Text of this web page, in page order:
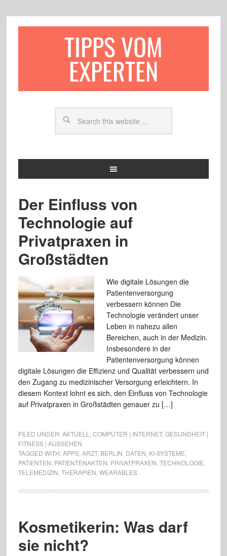
TIPPS VOM
EXPERTEN
Der Einfluss von
Technologie auf
Privatpraxen in
Großstädten
Wie digitale Lösungen die
Patientenversorgung
verbessern können Die
Technologie verändert unser
Leben in nahezu allen
Bereichen, auch in der Medizin.
Insbesondere in der
Patientenversorgung können
digitale Lösungen die Effizienz und Qualität verbessern und
den Zugang zu medizinischer Versorgung erleichtern. In
diesem Kontext lohnt es sich, den Einfluss von Technologie
auf Privatpraxen in Großstädten genauer zu […]
FILED UNDER:AKTUELL COMPUTER | INTERNET, GESUNDHEIT |
FITNESS | AUSSEHEN
TAGGED WITH:APPS, ARZT, BERLIN DATEN KI-SYSTEME
PATIENTEN PATIENTENAKTEN PRIVATPRAXEN TECHNOLOGIE
TELEMEDIZIN THERAPIEN WEARABLES
Kosmetikerin: Was darf
sie nicht?